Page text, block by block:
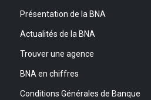
Présentation de la BNA
Actualités de la BNA
Trouver une agence
BNA en chiffres
Conditions Générales de Banque